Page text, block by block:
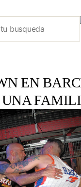
EN